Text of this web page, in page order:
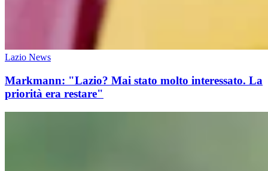
Lazio News
Markmann: "Lazio? Mai stato molto interessato. La
priorità era restare"